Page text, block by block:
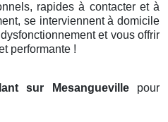
rapides à contacter et à
se interviennent à domicile
et vous offrir
performante !
sur Mesangueville pour